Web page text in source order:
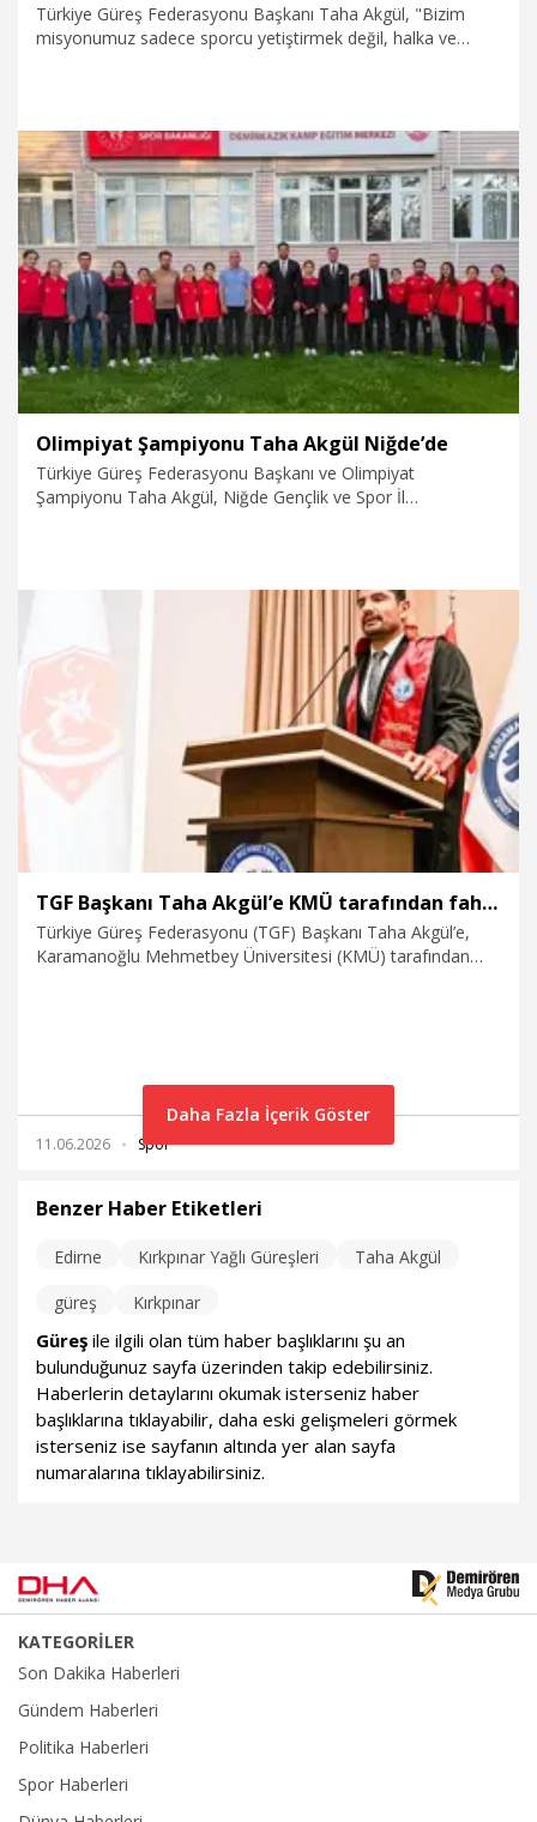
Türkiye Güreş Federasyonu Başkanı Taha Akgül, "Bizim
misyonumuz sadece sporcu yetiştirmek değil, halka ve
11.06.2026
Olimpiyat Şampiyonu Taha Akgül Niğde’de
Türkiye Güreş Federasyonu Başkanı ve Olimpiyat
Şampiyonu Taha Akgül, Niğde Gençlik ve Spor İl
11.06.2026
TGF Başkanı Taha Akgül’e KMÜ tarafından fahri doktora verildi
Türkiye Güreş Federasyonu (TGF) Başkanı Taha Akgül’e,
Karamanoğlu Mehmetbey Üniversitesi (KMÜ) tarafından
11.06.2026 Spor
Daha Fazla İçerik Göster
Benzer Haber Etiketleri
Edirne Kırkpınar Yağlı Güreşleri
Taha Akgül
güreş
Kırkpınar
Güreş ile ilgili olan tüm haber başlıklarını şu an
bulunduğunuz sayfa üzerinden takip edebilirsiniz.
Haberlerin detaylarını okumak isterseniz haber
başlıklarına tıklayabilir, daha eski gelişmeleri görmek
isterseniz ise sayfanın altında yer alan sayfa
numaralarına tıklayabilirsiniz.
KATEGORİLER
Son Dakika Haberleri
Gündem Haberleri
Politika Haberleri
Spor Haberleri